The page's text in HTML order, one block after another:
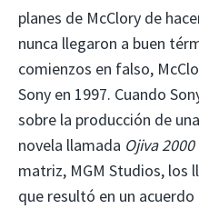
planes de McClory de
nunca llegaron a buen
comienzos en falso,
Sony en 1997. Cuando
sobre la producción de
novela llamada Ojiva 2000
matriz, MGM Studios, los
que resultó en un